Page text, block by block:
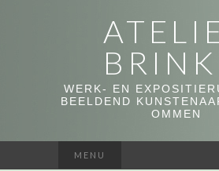
WERK- EN
BEELDEND
OMMEN
MENU